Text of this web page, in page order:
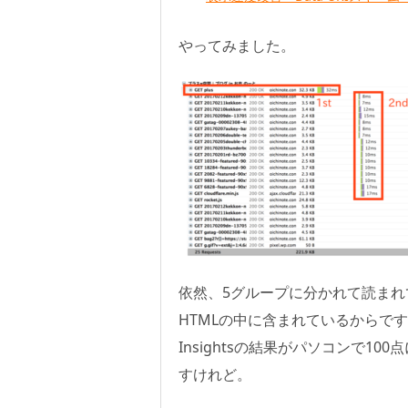
やってみました。
依然、5グループに分かれて読ま
HTMLの中に含まれているからで
Insightsの結果がパソコンで100
すけれど。